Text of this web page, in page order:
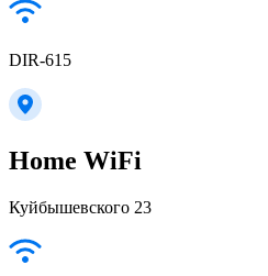
DIR-615
Home WiFi
Куйбышевского 23